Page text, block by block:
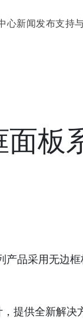
心新闻发布支持
板
品采用无边
提供全新解决